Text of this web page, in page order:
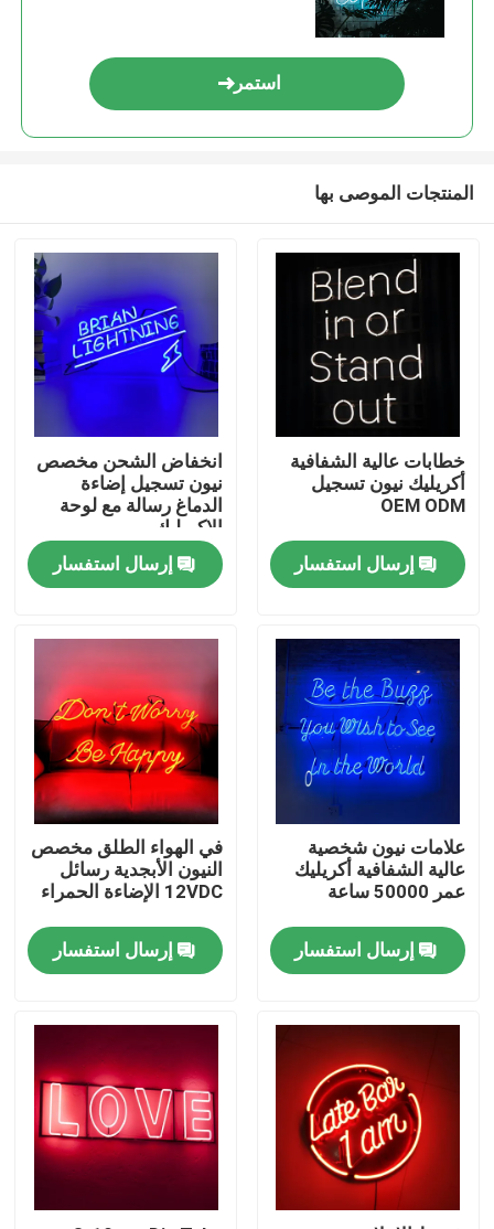
مسكن
منتجات
معلومات عنا
جولة في المعمل
مراقبة الجودة
اتصل بنا
قناة الرسالة التوقيع
علامة الرسالة الخلفية
استمر
المنتجات الموصى بها
خطابات عالية الشفافية
أكريليك نيون تسجيل
OEM ODM
إرسال استفسار
انخفاض الشحن مخصص
نيون تسجيل إضاءة
الدماغ رسالة مع لوحة
الاكريليك
إرسال استفسار
علامات نيون شخصية
عالية الشفافية أكريليك
عمر 50000 ساعة
إرسال استفسار
في الهواء الطلق مخصص
النيون الأبجدية رسائل
12VDC الإضاءة الحمراء
إرسال استفسار